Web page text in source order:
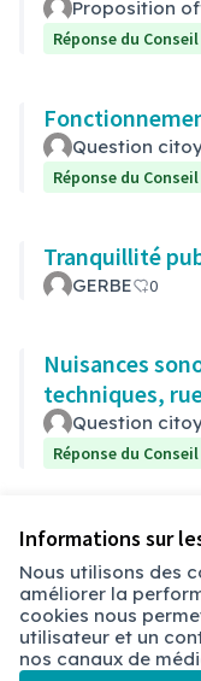
Informations sur
Nous utilisons des
améliorer la
cookies nous
utilisateur et un
nos canaux de
Proposition
Réponse du
Question
Réponse du
Tranquillité
GERBE 0
Nuisances
techniques,
Question
Réponse du
Conditions d'utilisation
Paramètres des cookies
Chambéry sur X
Chambéry sur
Chambéry sur